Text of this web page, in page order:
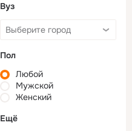
Вуз
Пол
Любой
Мужской
Женский
Ещё